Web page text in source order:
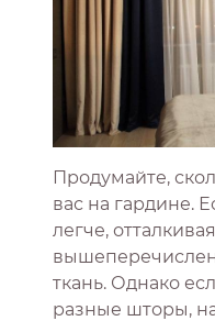
Продумайте,
вас на гардине.
легче,
ткань. Однако
разные шторы,